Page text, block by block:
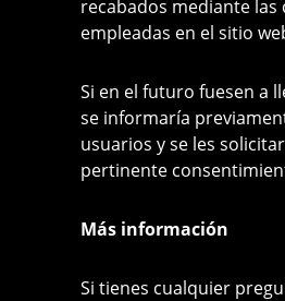
recabados mediante las
empleadas en el sitio
Si en el futuro fuesen a
se informaría
usuarios y se les
pertinente
Más información
Si tienes cualquier